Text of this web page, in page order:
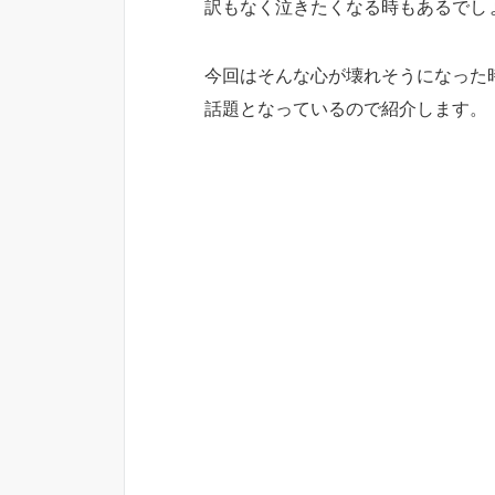
訳もなく泣きたくなる時もあるでし
今回はそんな心が壊れそうになった
話題となっているので紹介します。